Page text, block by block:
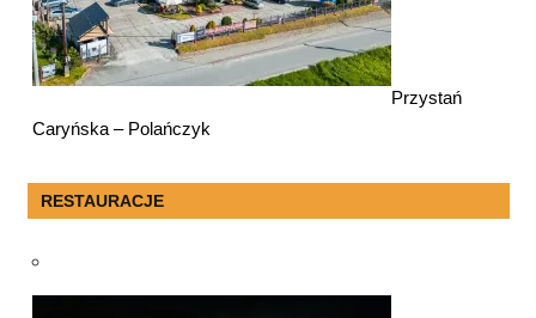
Przystań
Caryńska – Polańczyk
RESTAURACJE